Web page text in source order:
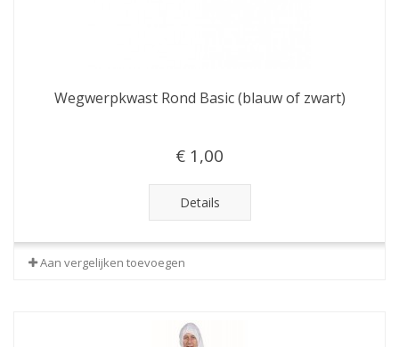
Wegwerpkwast Rond Basic (blauw of zwart)
€ 1,00
Details
Aan vergelijken toevoegen